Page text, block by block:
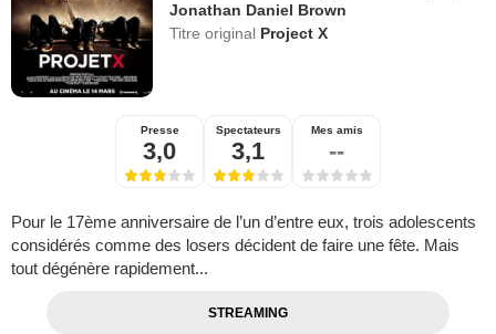
Jonathan Daniel Brown
Titre original Project X
Presse
3,0
Spectateurs
3,1
Mes amis
--
Pour le 17ème anniversaire de l’un d’entre eux, trois adolescents
considérés comme des losers décident de faire une fête. Mais
tout dégénère rapidement...
STREAMING